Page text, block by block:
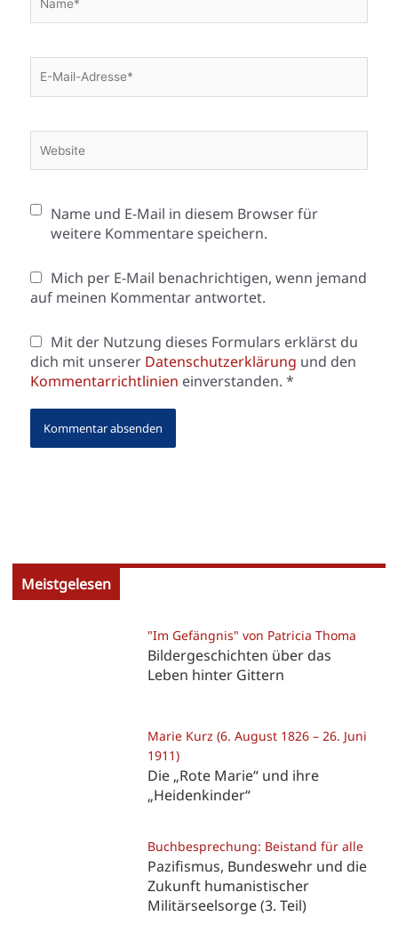
Mail-
Name und E-Mail in diesem Browser für
weitere Kommentare speichern.
Mich per E-Mail benachrichtigen, wenn jemand
auf meinen Kommentar antwortet.
Mit der Nutzung dieses Formulars erklärst du
dich mit unserer Datenschutzerklärung und den
Kommentarrichtlinien einverstanden. *
Meistgelesen
"Im Gefängnis" von Patricia Thoma
Bildergeschichten über das
Leben hinter Gittern
Marie Kurz (6. August 1826 – 26. Juni
1911)
Die „Rote Marie“ und ihre
„Heidenkinder“
Buchbesprechung: Beistand für alle
Pazifismus, Bundeswehr und die
Zukunft humanistischer
Militärseelsorge (3. Teil)